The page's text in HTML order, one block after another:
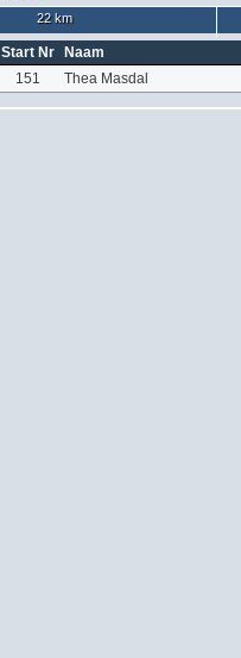
22 km
Start Nr
Naam
151 Thea Masdal